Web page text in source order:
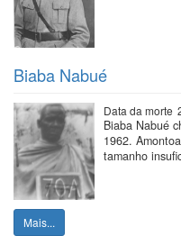
Biaba Nabué
Data da morte
Biaba Nabué
1962.
tamanho
Mais...